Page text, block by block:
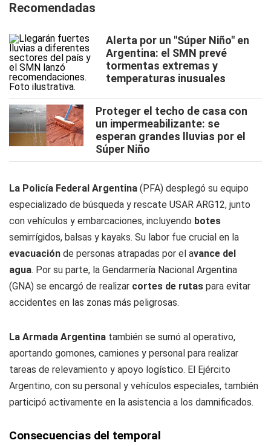
Recomendadas
Alerta por un "Súper Niño" en
Argentina: el SMN prevé
tormentas extremas y
temperaturas inusuales
Proteger el techo de casa con
un impermeabilizante: se
esperan grandes lluvias por el
Súper Niño
La Policía Federal Argentina (PFA) desplegó su equipo
especializado de búsqueda y rescate USAR ARG12, junto
con vehículos y embarcaciones, incluyendo botes
semirrígidos, balsas y kayaks. Su labor fue crucial en la
evacuación de personas atrapadas por el avance del
agua. Por su parte, la Gendarmería Nacional Argentina
(GNA) se encargó de realizar cortes de rutas para evitar
accidentes en las zonas más peligrosas.
La Armada Argentina también se sumó al operativo,
aportando gomones, camiones y personal para realizar
tareas de relevamiento y apoyo logístico. El Ejército
Argentino, con su personal y vehículos especiales, también
participó activamente en la asistencia a los damnificados.
Consecuencias del temporal